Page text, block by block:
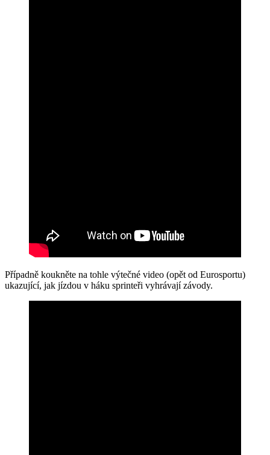
Případně koukněte na tohle výtečné video (opět od Eurosportu)
ukazující, jak jízdou v háku sprinteři vyhrávají závody.